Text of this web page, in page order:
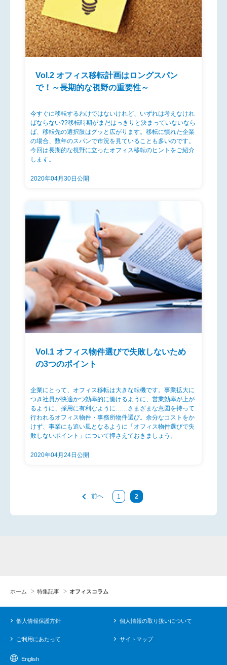
Vol.2 オフィス移転計画はロングスパン
で！～長期的な視野の重要性～
今すぐに移転するわけではないけれど、いずれは考えなけれ
ばならない??移転時期がまだはっきりと決まっていないなら
ば、移転先の選択肢はグッと広がります。移転に慣れた企業
の場合、数年のスパンで市況を見ていることも多いのです。
今回は長期的な視野に立ったオフィス移転のヒントをご紹介
します。
2020年04月30日公開
Vol.1 オフィス物件選びで失敗しないため
の3つのポイント
企業にとって、オフィス移転は大きな転機です。事業拡大に
つき社員が快適かつ効率的に働けるように、営業効率が上が
るように、採用に有利なように……さまざまな意図を持って
行われるオフィス物件・事務所物件選び。余分なコストをか
けず、事業にも追い風となるように「オフィス物件選びで失
敗しないポイント」について押さえておきましょう。
2020年04月24日公開
前へ 1 2
ホーム 特集記事 オフィスコラム
個人情報保護方針 個人情報の取り扱いについて
ご利用にあたって サイトマップ
English